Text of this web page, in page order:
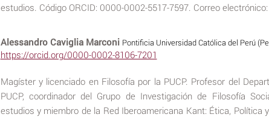
estudios. Código ORCID: 0000-0002-5517-7597. Correo
Alessandro Caviglia Marconi Pontificia Universidad Católica del Perú
https://orcid.org/0000-0002-8106-7201
Magíster y licenciado en Filosofía por la PUCP. Profesor del
PUCP, coordinador del Grupo de Investigación de Filosofía
estudios y miembro de la Red Iberoamericana Kant: Ética, Política